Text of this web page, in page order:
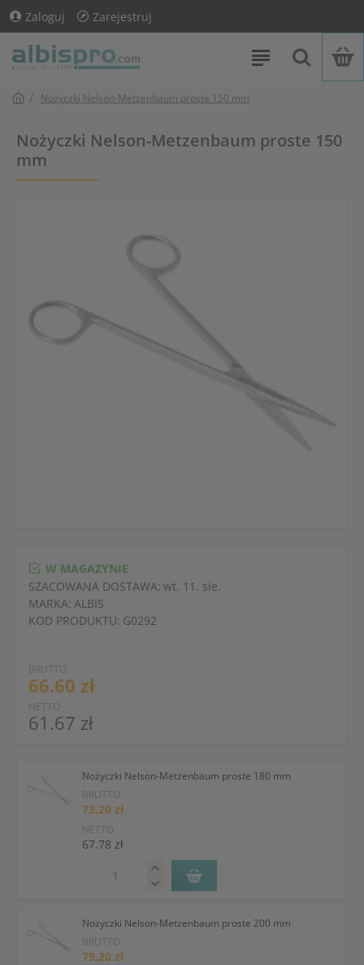
Zaloguj Zarejestruj
Nożyczki Nelson-Metzenbaum proste 150 mm
Nożyczki Nelson-Metzenbaum proste 150
mm
BRUTTO
66.60 zł
NETTO
61.67 zł
W MAGAZYNIE
SZACOWANA DOSTAWA: wt. 11. sie.
MARKA: ALBIS
KOD PRODUKTU: G0292
Nożyczki Nelson-Metzenbaum proste 180 mm
BRUTTO
73.20 zł
NETTO
67.78 zł
Nożyczki Nelson-Metzenbaum proste 200 mm
BRUTTO
79.20 zł